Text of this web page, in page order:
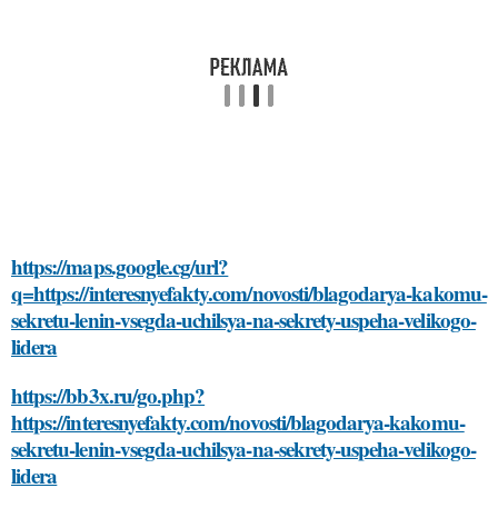
https://maps.google.cg/url?
q=https://interesnyefakty.com/novosti/blagodarya-kakomu-
sekretu-lenin-vsegda-uchilsya-na-sekrety-uspeha-velikogo-
lidera
https://bb3x.ru/go.php?
https://interesnyefakty.com/novosti/blagodarya-kakomu-
sekretu-lenin-vsegda-uchilsya-na-sekrety-uspeha-velikogo-
lidera